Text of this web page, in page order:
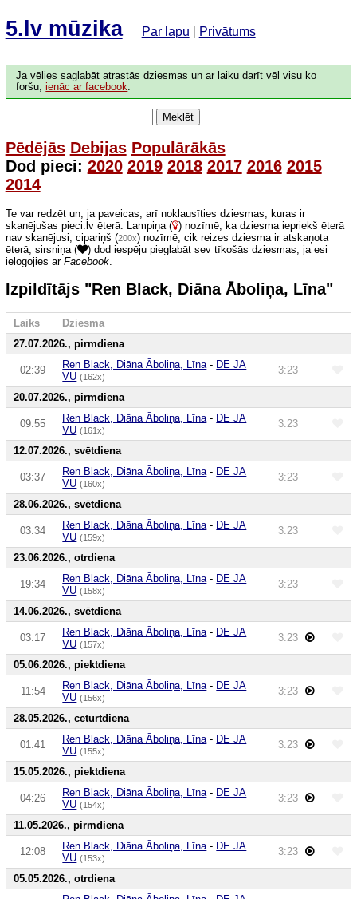
5.lv mūzika Par lapu Privātums
Ja vēlies saglabāt atrastās dziesmas un ar laiku darīt vēl visu ko
foršu,ienāc ar facebook.
Meklēt
Pēdējās Debijas Populārākās
Dod pieci: 2020 2019 2018 2017 2016 2015
2014
Te var redzēt un, ja paveicas, arī noklausīties dziesmas, kuras ir
skanējušas pieci.lv ēterā. Lampiņa ( ) nozīmē, ka dziesma iepriekš ēterā
nav skanējusi, cipariņš (200x) nozīmē, cik reizes dziesma ir atskaņota
ēterā, sirsniņa (
) dod iespēju pieglabāt sev tīkošās dziesmas, ja esi
ielogojies ar Facebook.
Izpildītājs "Ren Black, Diāna Āboliņa, Līna"
Laiks
Dziesma
27.07.2026., pirmdiena
02:39 Ren Black, Diāna Āboliņa, Līna - DE JA
VU (162x)
3:23
20.07.2026., pirmdiena
09:55 Ren Black, Diāna Āboliņa, Līna - DE JA
VU (161x)
3:23
12.07.2026., svētdiena
03:37 Ren Black, Diāna Āboliņa, Līna - DE JA
VU (160x)
3:23
28.06.2026., svētdiena
03:34 Ren Black, Diāna Āboliņa, Līna - DE JA
VU (159x)
3:23
23.06.2026., otrdiena
19:34 Ren Black, Diāna Āboliņa, Līna - DE JA
VU (158x)
3:23
14.06.2026., svētdiena
03:17 Ren Black, Diāna Āboliņa, Līna - DE JA
VU (157x)
3:23
05.06.2026., piektdiena
11:54 Ren Black, Diāna Āboliņa, Līna - DE JA
VU (156x)
3:23
28.05.2026., ceturtdiena
01:41 Ren Black, Diāna Āboliņa, Līna - DE JA
VU (155x)
3:23
15.05.2026., piektdiena
04:26 Ren Black, Diāna Āboliņa, Līna - DE JA
VU (154x)
3:23
11.05.2026., pirmdiena
12:08 Ren Black, Diāna Āboliņa, Līna - DE JA
VU (153x)
3:23
05.05.2026., otrdiena